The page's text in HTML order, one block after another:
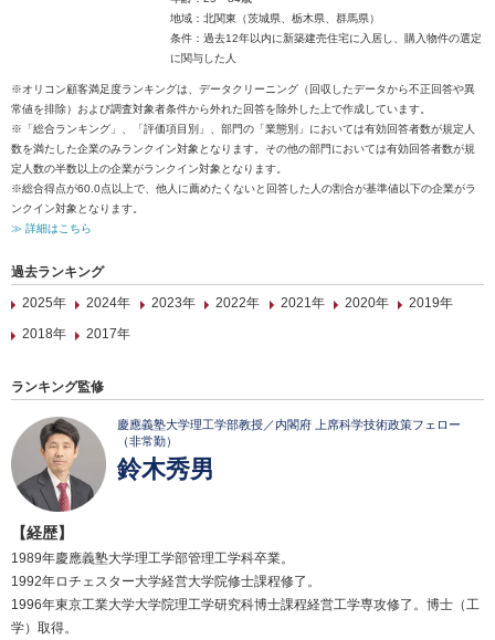
地域：北関東（茨城県、栃木県、群馬県）
条件：過去12年以内に新築建売住宅に入居し、購入物件の選定
に関与した人
※オリコン顧客満足度ランキングは、データクリーニング（回収したデータから不正回答や異
常値を排除）および調査対象者条件から外れた回答を除外した上で作成しています。
※「総合ランキング」、「評価項目別」、部門の「業態別」においては有効回答者数が規定人
数を満たした企業のみランクイン対象となります。その他の部門においては有効回答者数が規
定人数の半数以上の企業がランクイン対象となります。
※総合得点が60.0点以上で、他人に薦めたくないと回答した人の割合が基準値以下の企業がラ
ンクイン対象となります。
≫ 詳細はこちら
過去ランキング
2025年
2024年 2023年 2022年 2021年 2020年
2019年
2018年
2017年
ランキング監修
慶應義塾大学理工学部教授／内閣府 上席科学技術政策フェロー
（非常勤）
鈴木秀男
【経歴】
1989年慶應義塾大学理工学部管理工学科卒業。
1992年ロチェスター大学経営大学院修士課程修了。
1996年東京工業大学大学院理工学研究科博士課程経営工学専攻修了。博士（工
学）取得。